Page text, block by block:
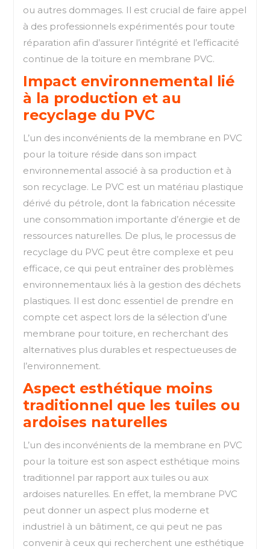
ou autres dommages. Il est crucial de faire appel
à des professionnels expérimentés pour toute
réparation afin d’assurer l’intégrité et l’efficacité
continue de la toiture en membrane PVC.
Impact environnemental lié
à la production et au
recyclage du PVC
L’un des inconvénients de la membrane en PVC
pour la toiture réside dans son impact
environnemental associé à sa production et à
son recyclage. Le PVC est un matériau plastique
dérivé du pétrole, dont la fabrication nécessite
une consommation importante d’énergie et de
ressources naturelles. De plus, le processus de
recyclage du PVC peut être complexe et peu
efficace, ce qui peut entraîner des problèmes
environnementaux liés à la gestion des déchets
plastiques. Il est donc essentiel de prendre en
compte cet aspect lors de la sélection d’une
membrane pour toiture, en recherchant des
alternatives plus durables et respectueuses de
l’environnement.
Aspect esthétique moins
traditionnel que les tuiles ou
ardoises naturelles
L’un des inconvénients de la membrane en PVC
pour la toiture est son aspect esthétique moins
traditionnel par rapport aux tuiles ou aux
ardoises naturelles. En effet, la membrane PVC
peut donner un aspect plus moderne et
industriel à un bâtiment, ce qui peut ne pas
convenir à ceux qui recherchent une esthétique